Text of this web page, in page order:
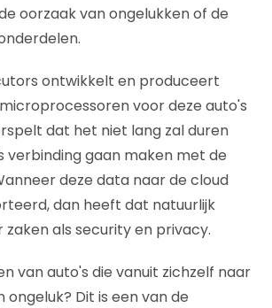
oorzaak van ongelukken of de
ontwikkelt en produceert
voor deze auto's
dat het niet lang zal duren
verbinding gaan maken met de
deze data naar de cloud
dan heeft dat natuurlijk
als security en privacy.
van auto's die vanuit zichzelf naar
ongeluk? Dit is een van de